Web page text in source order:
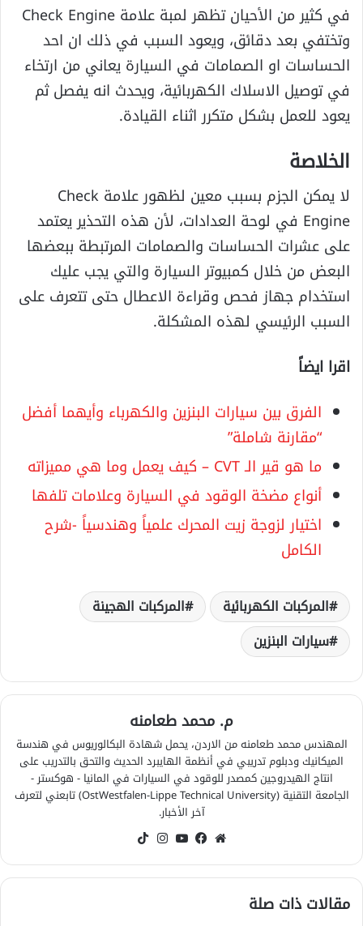
في كثير من الأحيان تظهر لمبة علامة Check Engine
وتختفي بعد دقائق، ويعود السبب في ذلك ان احد
الحساسات او الصمامات في السيارة يعاني من ارتخاء
في توصيل الاسلاك الكهربائية، ويحدث انه يفصل ثم
يعود للعمل بشكل متكرر اثناء القيادة.
الخلاصة
لا يمكن الجزم بسبب معين لظهور علامة Check
Engine في لوحة العدادات، لأن هذه التحذير يعتمد
على عشرات الحساسات والصمامات المرتبطة ببعضها
البعض من خلال كمبيوتر السيارة والتي يجب عليك
استخدام جهاز فحص وقراءة الاعطال حتى تتعرف على
السبب الرئيسي لهذه المشكلة.
اقرا ايضاً
الفرق بين سيارات البنزين والكهرباء وأيهما أفضل
“مقارنة شاملة”
ما هو قير الـ CVT – كيف يعمل وما هي مميزاته
أنواع مضخة الوقود في السيارة وعلامات تلفها
اختيار لزوجة زيت المحرك علمياً وهندسياً -شرح
الكامل
المركبات الكهربائية
المركبات الهجينة
سيارات البنزين
م. محمد طعامنه
المهندس محمد طعامنه من الاردن، يحمل شهادة البكالوريوس في هندسة
الميكانيك ودبلوم تدريبي في أنظمة الهايبرد الحديث والتحق بالتدريب على
انتاج الهيدروجين كمصدر للوقود في السيارات في المانيا - هوكستر -
الجامعة التقنية (OstWestfalen-Lippe Technical University) تابعني لتعرف
آخر الأخبار.
موقعفيسبوك‫YouTubeانستقرام
مقالات ذات صلة